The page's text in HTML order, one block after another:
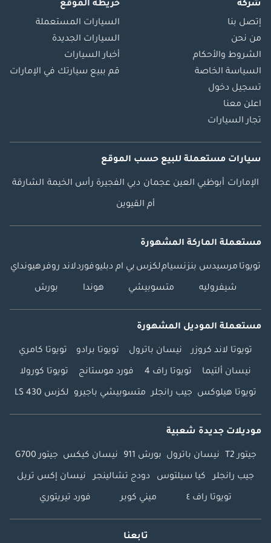
------------------------------
تأسست شركة Steer
Well Auto في
الإمارات العربية
وهي رائدة في توفير
والمركبات التجارية
للأسواق المحلية
كل شيء بدءًا من
سيارات السيدان ذات
الحافلات والشاحنات
والشاحنات الصغيرة
شيئًا يناسب كل
احتياج.
شركة
إتصل بنا
من نحن
الشروط والأحكام
السياسة الخاصة
تسجيل دخول
اعلن معنا
تجار السيارات
خريطة الموقع
السيارات المستعملة
السيارات الجديدة
أخبار السيارات
قم ببيع سيارتك في الإمارات
سيارات مستعملة للبيع حسب الموقع
الإمارات أبوظبي العين عجمان دبي الفجيرة رأس الخيمة الشارقة
أم القيوين
مستعملة الماركة المشهورة
تويوتا مرسيدس بنزنسياملكزس بي ام دبليوفوردلاند روفرهيونداي
شيفروليه متسوبيشي هوندا بورش
مستعملة الموديل المشهورة
تويوتا لاند كروزر نيسان باترول تويوتا برادو تويوتا كامري
نيسان ألتيما تويوتا راف 4 فورد موستانج تويوتا كورولا
تويوتا هيلوكس جيب رانجلر متسوبيشي باجيرو لكزس LS 430
موديلات جديدة شعبية
جيتور T2 نيسان باترول بورش 911 نيسان كيكس جيتور G700
جيب رانجلر كيا سيلتوس دودج تشالينجر نيسان إكس تريل
تويوتا راف ٤ ميني كوبر فورد تيريتوري
تابعنا